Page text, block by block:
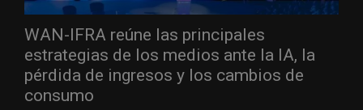
WAN-IFRA reúne las principales
estrategias de los medios ante la IA, la
pérdida de ingresos y los cambios de
consumo